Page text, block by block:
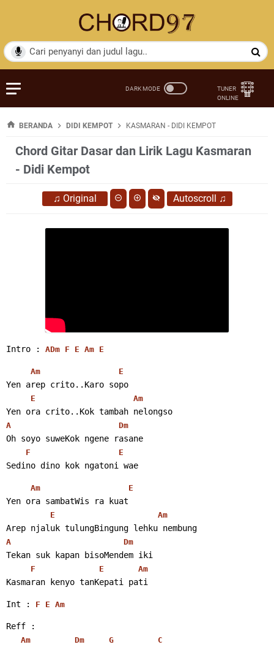
BERANDA DIDI KEMPOT KASMARAN - DIDI KEMPOT
Chord Gitar Dasar dan Lirik Lagu Kasmaran
- Didi Kempot
♫ Original Autoscroll ♫
Intro : ADm F E Am E
Am E
Yen arep crito..Karo sopo
E Am
Yen ora crito..Kok tambah nelongso
A Dm
Oh soyo suweKok ngene rasane
F E
Sedino dino kok ngatoni wae
Am E
Yen ora sambatWis ra kuat
E Am
Arep njaluk tulungBingung lehku nembung
A Dm
Tekan suk kapan bisoMendem iki
F E Am
Kasmaran kenyo tanKepati pati
Int : F E Am
Reff :
Am Dm G C